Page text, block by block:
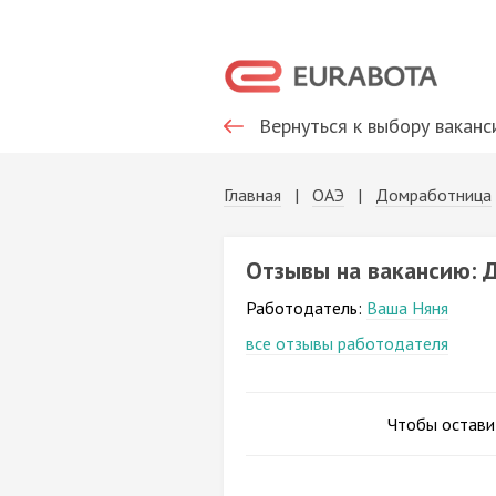
Вернуться к выбору
Главная | ОАЭ | Домработница
Отзывы на вакансию:
Работодатель: Ваша Няня
все отзывы работодателя
Чтобы